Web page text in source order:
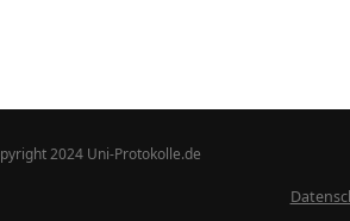
2024 Uni-Protokolle.de